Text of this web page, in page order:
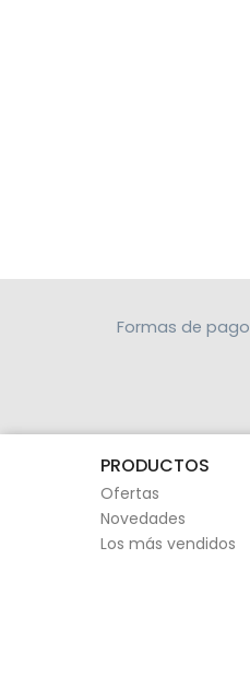
Formas de pago
PRODUCTOS
Ofertas
Novedades
Los más vendidos